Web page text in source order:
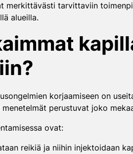
merkittävästi tarvittaviin
alueilla.
korjaamiseen on
perustuvat joko
ovat:
reikiä ja niihin injektoidaan